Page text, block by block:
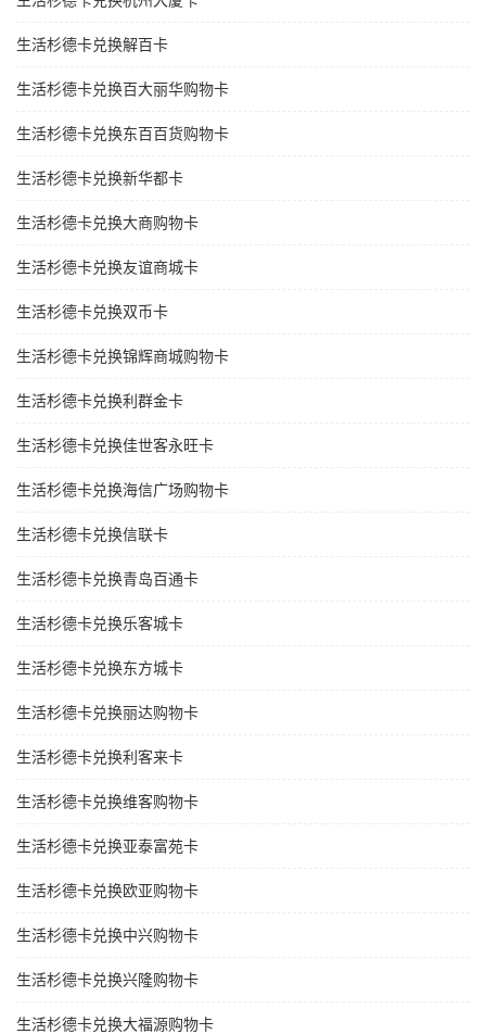
生活杉德卡兑换解百卡
生活杉德卡兑换百大丽华购物卡
生活杉德卡兑换东百百货购物卡
生活杉德卡兑换新华都卡
生活杉德卡兑换大商购物卡
生活杉德卡兑换友谊商城卡
生活杉德卡兑换双币卡
生活杉德卡兑换锦辉商城购物卡
生活杉德卡兑换利群金卡
生活杉德卡兑换佳世客永旺卡
生活杉德卡兑换海信广场购物卡
生活杉德卡兑换信联卡
生活杉德卡兑换青岛百通卡
生活杉德卡兑换乐客城卡
生活杉德卡兑换东方城卡
生活杉德卡兑换丽达购物卡
生活杉德卡兑换利客来卡
生活杉德卡兑换维客购物卡
生活杉德卡兑换亚泰富苑卡
生活杉德卡兑换欧亚购物卡
生活杉德卡兑换中兴购物卡
生活杉德卡兑换兴隆购物卡
生活杉德卡兑换大福源购物卡